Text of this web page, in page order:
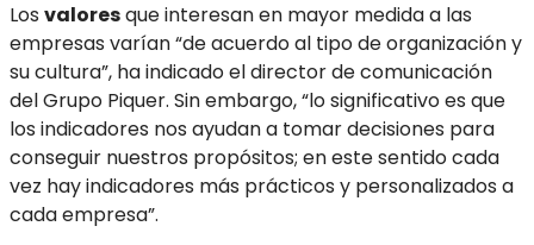
Los valoresque interesan en mayor medida a las
empresas varían “de acuerdo al tipo de organización y
su cultura”, ha indicado el director de comunicación
del Grupo Piquer. Sin embargo, “lo significativo es que
los indicadores nos ayudan a tomar decisiones para
conseguir nuestros propósitos; en este sentido cada
vez hay indicadores más prácticos y personalizados a
cada empresa”.